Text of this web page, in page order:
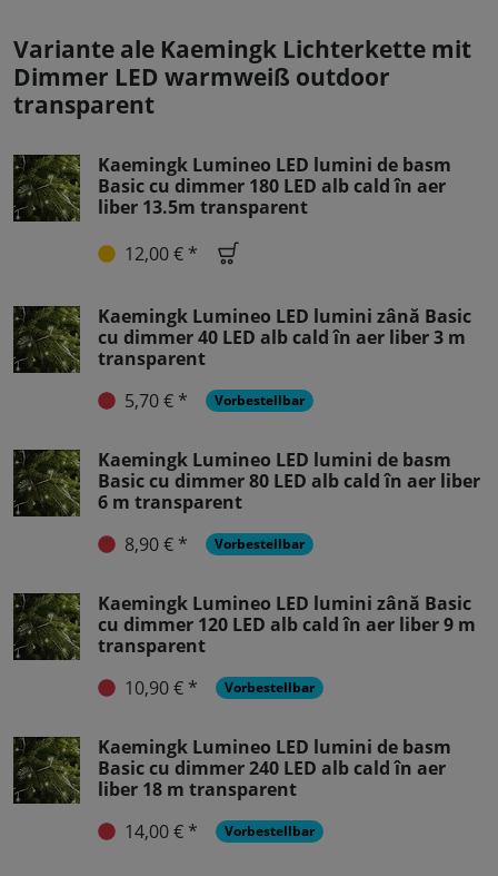
Variante ale Kaemingk Lichterkette mit
Dimmer LED warmweiß outdoor
transparent
Kaemingk Lumineo LED lumini de basm
Basic cu dimmer 180 LED alb cald în aer
liber 13.5m transparent
12,00 € *
Kaemingk Lumineo LED lumini zână Basic
cu dimmer 40 LED alb cald în aer liber 3 m
transparent
5,70 € *
Vorbestellbar
Kaemingk Lumineo LED lumini de basm
Basic cu dimmer 80 LED alb cald în aer liber
6 m transparent
8,90 € *
Vorbestellbar
Kaemingk Lumineo LED lumini zână Basic
cu dimmer 120 LED alb cald în aer liber 9 m
transparent
10,90 € *
Vorbestellbar
Kaemingk Lumineo LED lumini de basm
Basic cu dimmer 240 LED alb cald în aer
liber 18 m transparent
14,00 € *
Vorbestellbar